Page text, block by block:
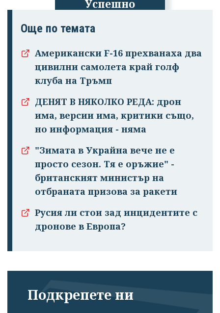
Успешно
профила си!
Още по темата
Американски F-16 прехванаха два
цивилни самолета край голф
клуба на Тръмп
ДЕНЯТ В НЯКОЛКО РЕДА: дрон
има, версии има, критики също,
но информация - няма
"Зимата в Украйна вече не е
просто сезон. Тя е оръжие" -
британският министър на
отбраната призова за ракети
Русия ли стои зад инцидентите с
дронове в Европа?
Подкрепете ни